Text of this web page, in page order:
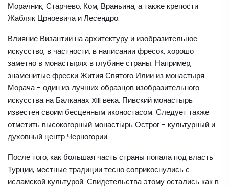
Морачник, Старчево, Ком, Враньина, а также крепости
Жабляк Црноевича и Лесендро.
Влияние Византии на архитектуру и изобразительное
искусство, в частности, в написании фресок, хорошо
заметно в монастырях в глубине страны. Например,
знаменитые фрески Жития Святого Илии из монастыря
Морача - один из лучших образцов изобразительного
искусства на Балканах XIII века. Пивский монастырь
известен своим бесценным иконостасом. Следует также
отметить высокогорный монастырь Острог - культурный и
духовный центр Черногории.
После того, как большая часть страны попала под власть
Турции, местные традиции тесно соприкоснулись с
исламской культурой. Свидетельства этому остались как в